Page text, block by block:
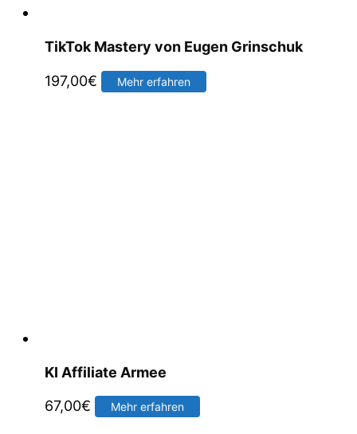
TikTok Mastery von Eugen Grinschuk
197,00€ Mehr erfahren
KI Affiliate Armee
67,00€ Mehr erfahren